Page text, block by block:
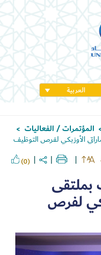
العربية
المؤتمرات / الفعاليات >
الأوزبكي لفرص التوظيف
(0)
بملتقى
لفرص